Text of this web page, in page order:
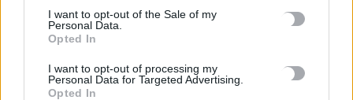
I want to opt-out of the Sale of my
Personal Data.
Opted In
I want to opt-out of processing my
Personal Data for Targeted Advertising.
Opted In
ΟΠΕΚΑ: Νέα πληρωμή στις 7 Αυγούστου για τρίτεκνες και
πολύτεκνες οικογένειες